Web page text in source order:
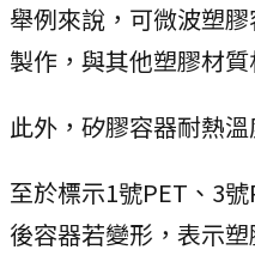
舉例來說，可微波塑
製作，與其他塑膠材
此外，矽膠容器耐熱
至於標示1號PET、3
後容器若變形，表示